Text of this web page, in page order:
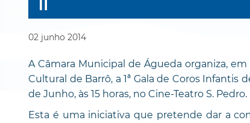
02 junho 2014
A Câmara Municipal de Águeda organiza,
Cultural de Barrô, a 1ª Gala de Coros
de Junho, às 15 horas, no Cine-Teatro S. Pedro.
Esta é uma iniciativa que pretende dar a